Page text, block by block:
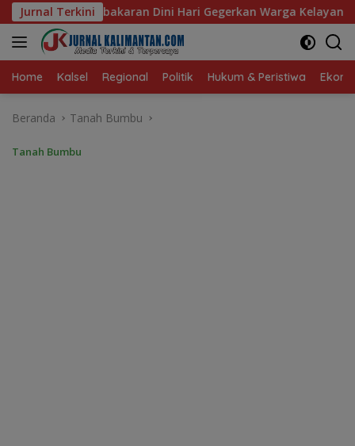
Langsung
ke
konten
Jurnal Terkini
Gegerkan Warga Kelayan B, Dua Rumah dan Bedakan
Home Kalsel Regional Politik Hukum & Peristiwa
Beranda Tanah Bumbu
Tanah Bumbu